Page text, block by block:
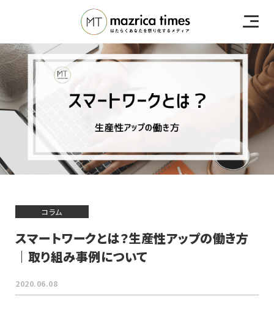
コラム
スマートワークとは？生産性アップの働き方
｜取り組み事例について
2020.06.08